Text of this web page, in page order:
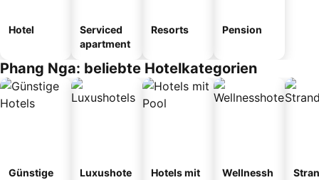
Hotel
Serviced
apartment
Resorts Pension
Phang Nga: beliebte Hotelkategorien
Günstige
Luxushote
Hotels mit
Wellnessh